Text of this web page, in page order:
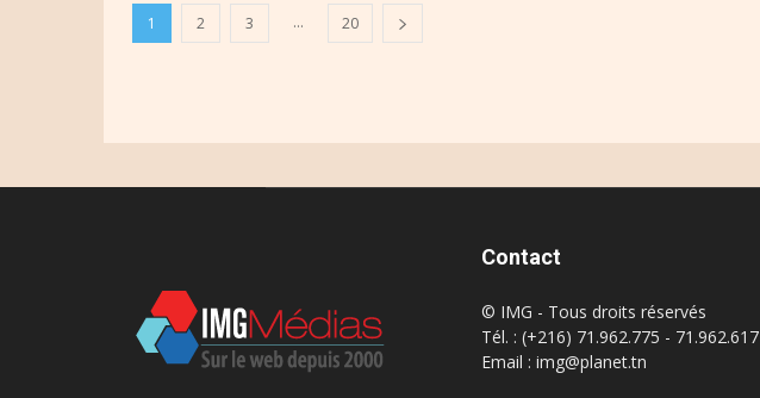
1 2 3 ... 20
Contact
© IMG - Tous droits réservés
Tél. : (+216) 71.962.775 - 71.962.617
Email : img@planet.tn